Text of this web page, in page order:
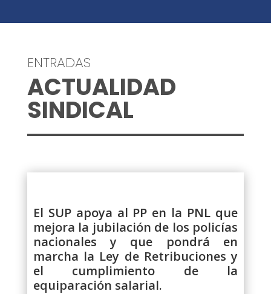
ENTRADAS
ACTUALIDAD
SINDICAL
El SUP apoya al PP en la PNL que
mejora la jubilación de los policías
nacionales y que pondrá en
marcha la Ley de Retribuciones y
el cumplimiento de la
equiparación salarial.